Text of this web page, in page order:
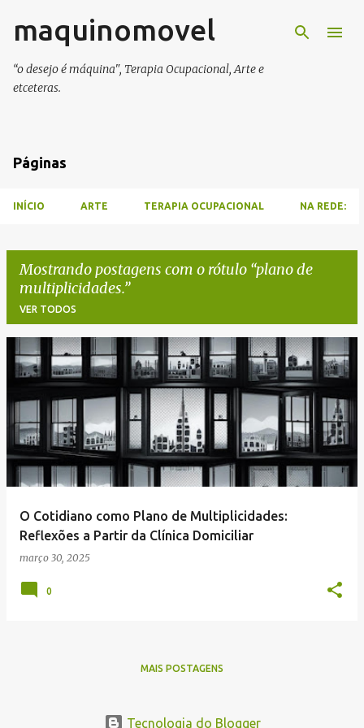
Pular para o conteúdo principal
maquinomovel
“o desejo é máquina", Terapia Ocupacional, Arte e
etceteras.
Páginas
INÍCIO ARTE TERAPIA OCUPACIONAL NA REDE:
Mostrando postagens com o rótulo plano de
multiplicidades.
VER TODOS
s
a
O Cotidiano como Plano de Multiplicidades:
Reflexões a Partir da Clínica Domiciliar
março 30, 2025
0
MAIS POSTAGENS
Tecnologia do Blogger